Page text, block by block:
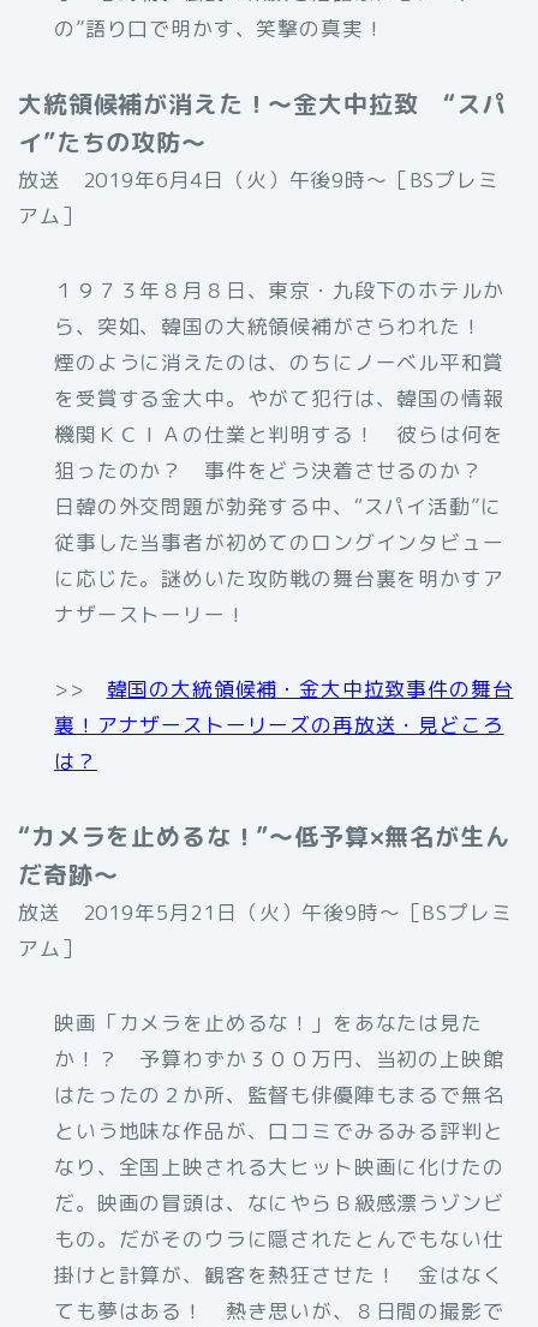
の”語り口で明かす、笑撃の真実！
大統領候補が消えた！～金大中拉致 “スパ
イ”たちの攻防～
放送 2019年6月4日（火）午後9時〜［BSプレミ
アム］
１９７３年８月８日、東京・九段下のホテルか
ら、突如、韓国の大統領候補がさらわれた！
煙のように消えたのは、のちにノーベル平和賞
を受賞する金大中。やがて犯行は、韓国の情報
機関ＫＣＩＡの仕業と判明する！ 彼らは何を
狙ったのか？ 事件をどう決着させるのか？
日韓の外交問題が勃発する中、“スパイ活動”に
従事した当事者が初めてのロングインタビュー
に応じた。謎めいた攻防戦の舞台裏を明かすア
ナザーストーリー！
>> 韓国の大統領候補・金大中拉致事件の舞台
裏！アナザーストーリーズの再放送・見どころ
は？
“カメラを止めるな！”～低予算×無名が生ん
だ奇跡～
放送 2019年5月21日（火）午後9時〜［BSプレミ
アム］
映画「カメラを止めるな！」をあなたは見た
か！？ 予算わずか３００万円、当初の上映館
はたったの２か所、監督も俳優陣もまるで無名
という地味な作品が、口コミでみるみる評判と
なり、全国上映される大ヒット映画に化けたの
だ。映画の冒頭は、なにやらＢ級感漂うゾンビ
もの。だがそのウラに隠されたとんでもない仕
掛けと計算が、観客を熱狂させた！ 金はなく
ても夢はある！ 熱き思いが、８日間の撮影で